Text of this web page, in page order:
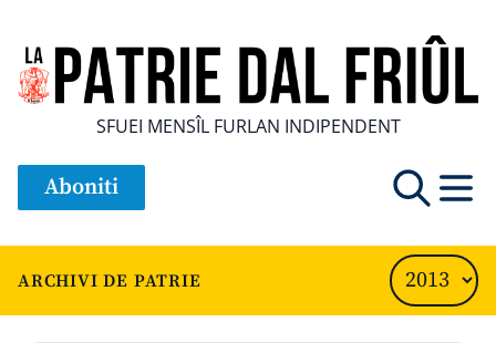
SFUEI MENSÎL FURLAN INDIPENDENT
Aboniti
ARCHIVI DE PATRIE